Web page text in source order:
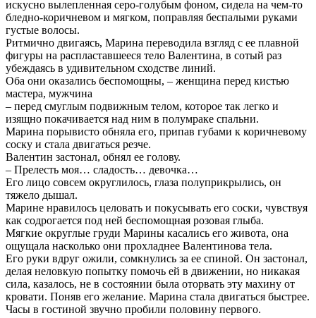
искусно вылепленная серо-голубым фоном, сидела на чем-то
бледно-коричневом и мягком, поправляя беспалыми руками
густые волосы.
Ритмично двигаясь, Марина переводила взгляд с ее плавной
фигуры на распластавшееся тело Валентина, в сотый раз
убеждаясь в удивительном сходстве линий.
Оба они оказались беспомощны, – женщина перед кистью
мастера, мужчина
– перед смуглым подвижным телом, которое так легко и
изящно покачивается над ним в полумраке спальни.
Марина порывисто обняла его, припав губами к коричневому
соску и стала двигаться резче.
Валентин застонал, обнял ее голову.
– Прелесть моя… сладость… девочка…
Его лицо совсем округлилось, глаза полуприкрылись, он
тяжело дышал.
Марине нравилось целовать и покусывать его соски, чувствуя
как содрогается под ней беспомощная розовая глыба.
Мягкие округлые груди Марины касались его живота, она
ощущала насколько они прохладнее Валентинова тела.
Его руки вдруг ожили, сомкнулись за ее спиной. Он застонал,
делая неловкую попытку помочь ей в движении, но никакая
сила, казалось, не в состоянии была оторвать эту махину от
кровати. Поняв его желание. Марина стала двигаться быстрее.
Часы в гостиной звучно пробили половину первого.